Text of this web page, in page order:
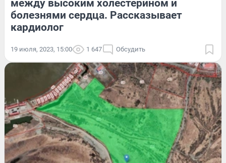
между высоким холестерином и
болезнями сердца. Рассказывает
кардиолог
19 июля, 2023, 15:00 1 647 Обсудить